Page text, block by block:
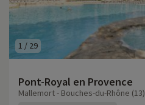
1 / 29
Pont-Royal en Provence
Mallemort - Bouches-du-Rhône (13)